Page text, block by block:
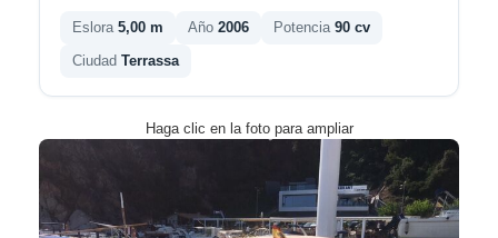
Eslora 5,00 m Año 2006 Potencia 90 cv
Ciudad Terrassa
Haga clic en la foto para ampliar